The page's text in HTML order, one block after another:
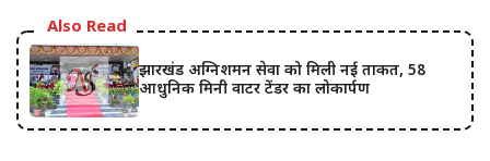
Also Read
झारखंड अग्निशमन सेवा को मिली नई ताकत, 58
आधुनिक मिनी वाटर टेंडर का लोकार्पण